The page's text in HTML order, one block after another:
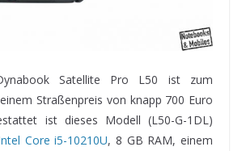
Satellite Pro L50 ist zum
Straßenpreis von knapp 700 Euro
ist dieses Modell (L50-G-1DL)
Core i5-10210U, 8 GB RAM, einem